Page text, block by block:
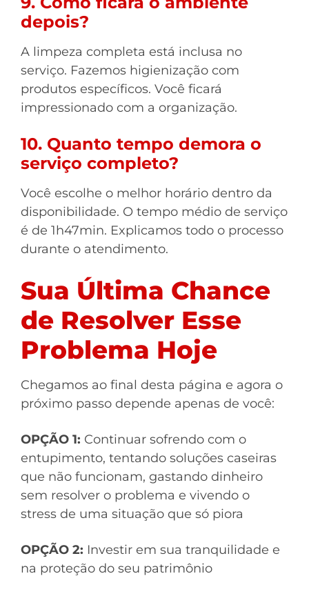
depois?
A limpeza completa está inclusa no
serviço. Fazemos higienização com
produtos específicos. Você ficará
impressionado com a organização.
10. Quanto tempo demora o
serviço completo?
Você escolhe o melhor horário dentro da
disponibilidade. O tempo médio de serviço
é de 1h47min. Explicamos todo o processo
durante o atendimento.
Sua Última Chance
de Resolver Esse
Problema Hoje
Chegamos ao final desta página e agora o
próximo passo depende apenas de você:
OPÇÃO 1: Continuar sofrendo com o
entupimento, tentando soluções caseiras
que não funcionam, gastando dinheiro
sem resolver o problema e vivendo o
stress de uma situação que só piora
OPÇÃO 2: Investir em sua tranquilidade e
na proteção do seu patrimônio